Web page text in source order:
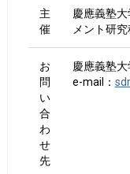
主
催
慶應義塾
メント研
お
問
い
合
わ
せ
先
慶應義塾
e-mail：